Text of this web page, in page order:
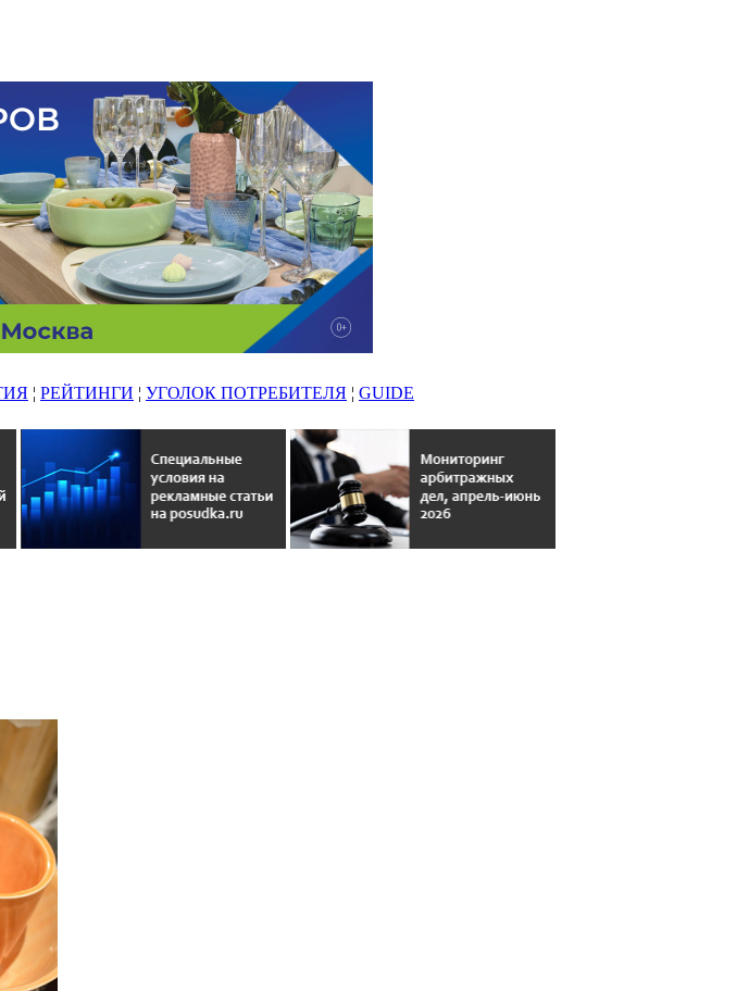
¦ РЕЙТИНГИ ¦ УГОЛОК ПОТРЕБИТЕЛЯ ¦ GUIDE